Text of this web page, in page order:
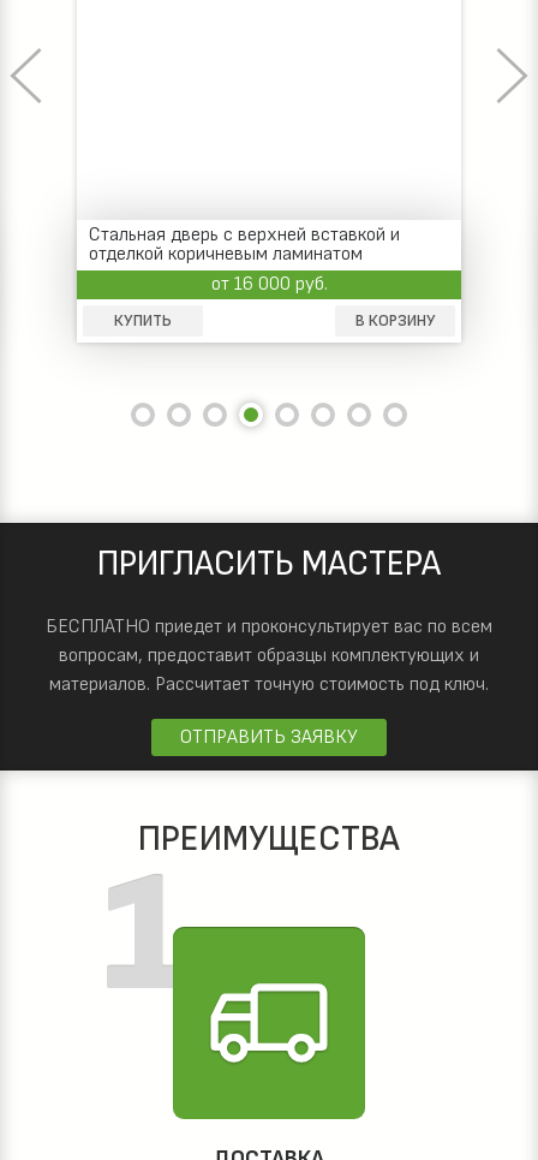
Стальная дверь с верхней вставкой и
отделкой коричневым ламинатом
от 16 000 руб.
КУПИТЬ В КОРЗИНУ
ПРИГЛАСИТЬ МАСТЕРА
БЕСПЛАТНО приедет и проконсультирует вас по всем
вопросам, предоставит образцы комплектующих и
материалов. Рассчитает точную стоимость под ключ.
ОТПРАВИТЬ ЗАЯВКУ
ПРЕИМУЩЕСТВА